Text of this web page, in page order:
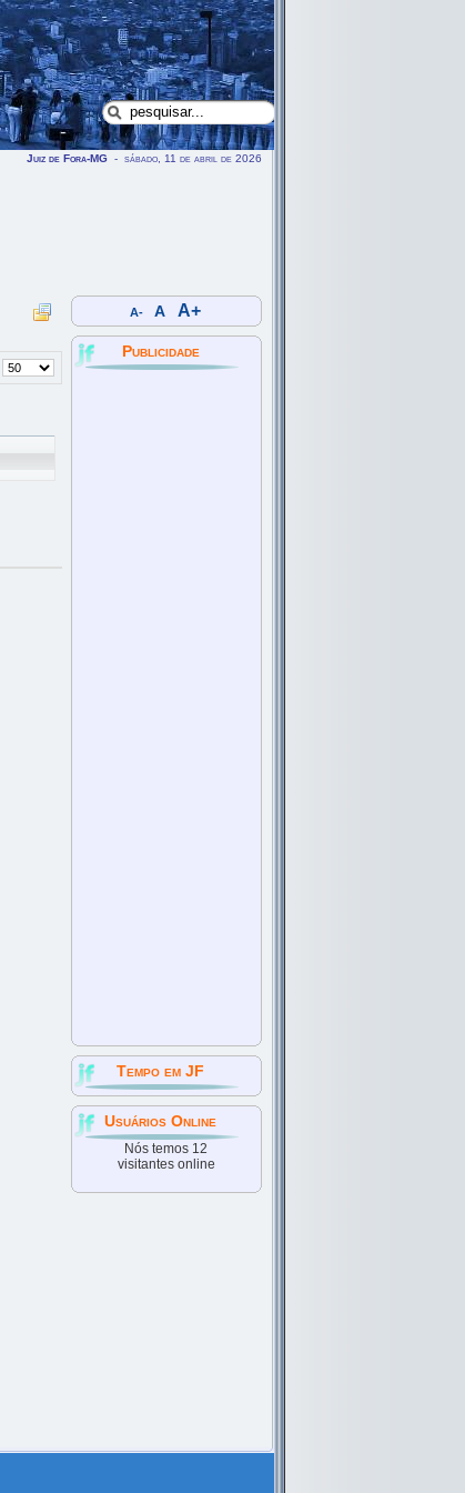
Juiz de Fora-MG - sábado, 11 de abril de 2026
A- A A+
Publicidade
Tempo em JF
Usuários Online
Nós temos 12
visitantes online